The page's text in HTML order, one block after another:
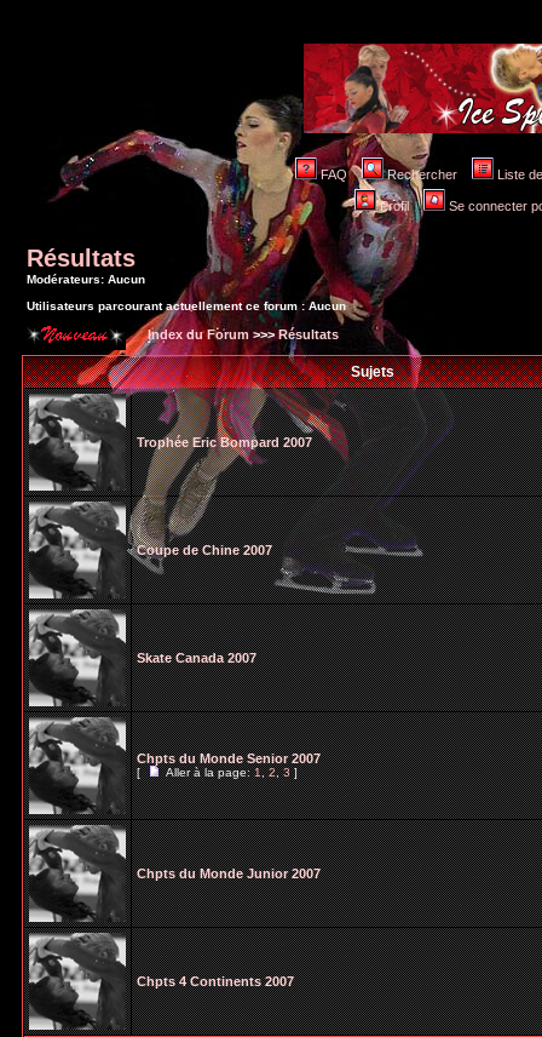
FAQ Rechercher Liste
Profil Se connecter
Résultats
Modérateurs: Aucun
Utilisateurs parcourant actuellement ce forum : Aucun
Index du Forum >>>Résultats
Sujets
Trophée Eric Bompard 2007
Coupe de Chine 2007
Skate Canada 2007
Chpts du Monde Senior 2007
[ Aller à la page:1,2,3]
Chpts du Monde Junior 2007
Chpts 4 Continents 2007